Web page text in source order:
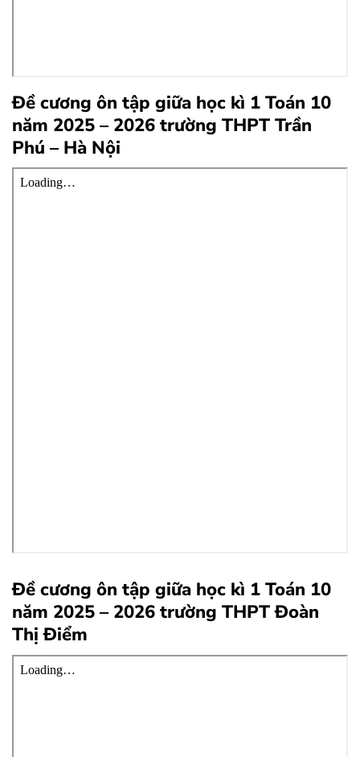
Đề cương ôn tập giữa học kì 1 Toán 10
năm 2025 – 2026 trường THPT Trần
Phú – Hà Nội
Đề cương ôn tập giữa học kì 1 Toán 10
năm 2025 – 2026 trường THPT Đoàn
Thị Điểm